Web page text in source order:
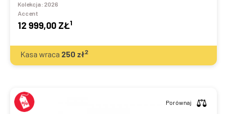
Kolekcja: 2026
Accent
12 999,00 ZŁ1
Kasa wraca 250 zł2
Porównaj